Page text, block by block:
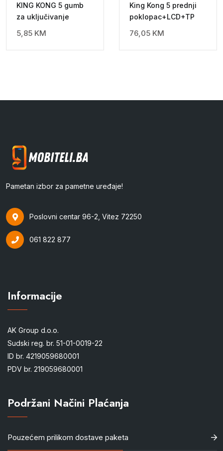
KING KONG 5 gumb
za uključivanje
5,85 KM
King Kong 5 prednji
poklopac+LCD+TP
76,05 KM
Pametan izbor za pametne uređaje!
Poslovni centar 96-2, Vitez 72250
061 822 877
Informacije
AK Group d.o.o.
Sudski reg. br. 51-01-0019-22
ID br. 4219059680001
PDV br. 219059680001
Podržani Načini Plaćanja
Pouzećem prilikom dostave paketa